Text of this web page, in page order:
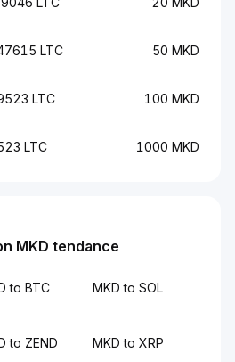
LTC 50 MKD
LTC 100 MKD
LTC 1000 MKD
MKD tendance
to BTC MKD to SOL
to ZEND MKD to XRP